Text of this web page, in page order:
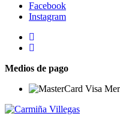
Facebook
Instagram
Medios de pago